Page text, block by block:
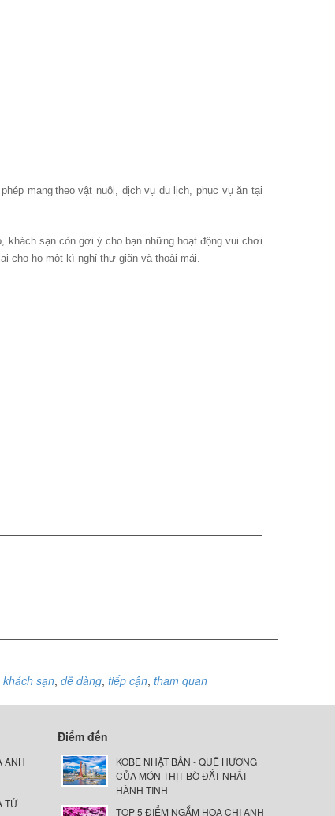
mang theo vật nuôi, dịch vụ du lịch, phục vụ ăn tại
khách sạn còn gợi ý cho bạn những hoạt động vui chơi
cho họ một kì nghỉ thư giãn và thoải mái.
khách sạn, dễ dàng, tiếp cận, tham quan
ANH
TỬ
Điểm đến
KOBE NHẬT BẢN - QUÊ HƯƠNG
CỦA MÓN THỊT BÒ ĐẮT NHẤT
HÀNH TINH
TOP 5 ĐIỂM NGẮM HOA CHI ANH